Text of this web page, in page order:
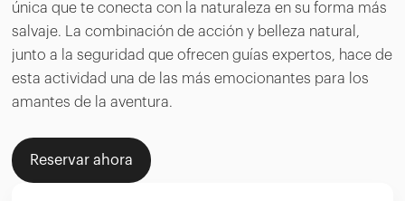
única que te conecta con la naturaleza en su forma más
salvaje. La combinación de acción y belleza natural,
junto a la seguridad que ofrecen guías expertos, hace de
esta actividad una de las más emocionantes para los
amantes de la aventura.
Reservar ahora